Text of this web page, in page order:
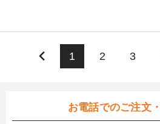
お電話でのご注文
keyboard_arrow_left 1 2 3